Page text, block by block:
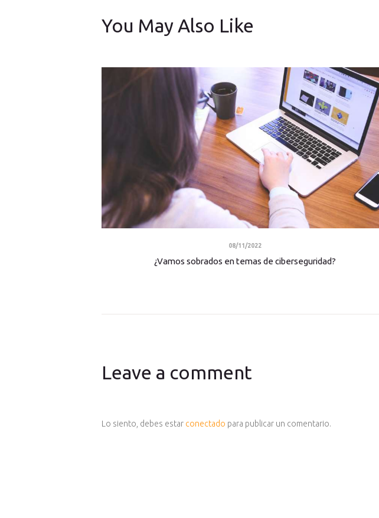
You May Also Like
08/11/2022
¿Vamos sobrados en temas de ciberseguridad?
Leave a comment
Lo siento, debes estar conectado para publicar un comentario.